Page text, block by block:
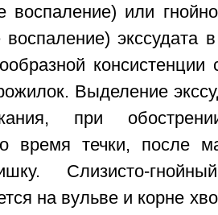
воспаление) или
воспаление) экссудата
Выделение
при обострении
время течки, после
Слизисто-
на вульве и корне